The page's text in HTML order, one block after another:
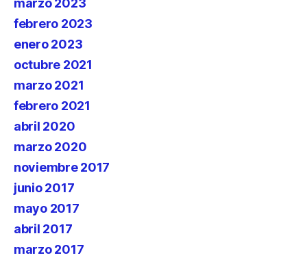
marzo 2023
febrero 2023
enero 2023
octubre 2021
marzo 2021
febrero 2021
abril 2020
marzo 2020
noviembre 2017
junio 2017
mayo 2017
abril 2017
marzo 2017